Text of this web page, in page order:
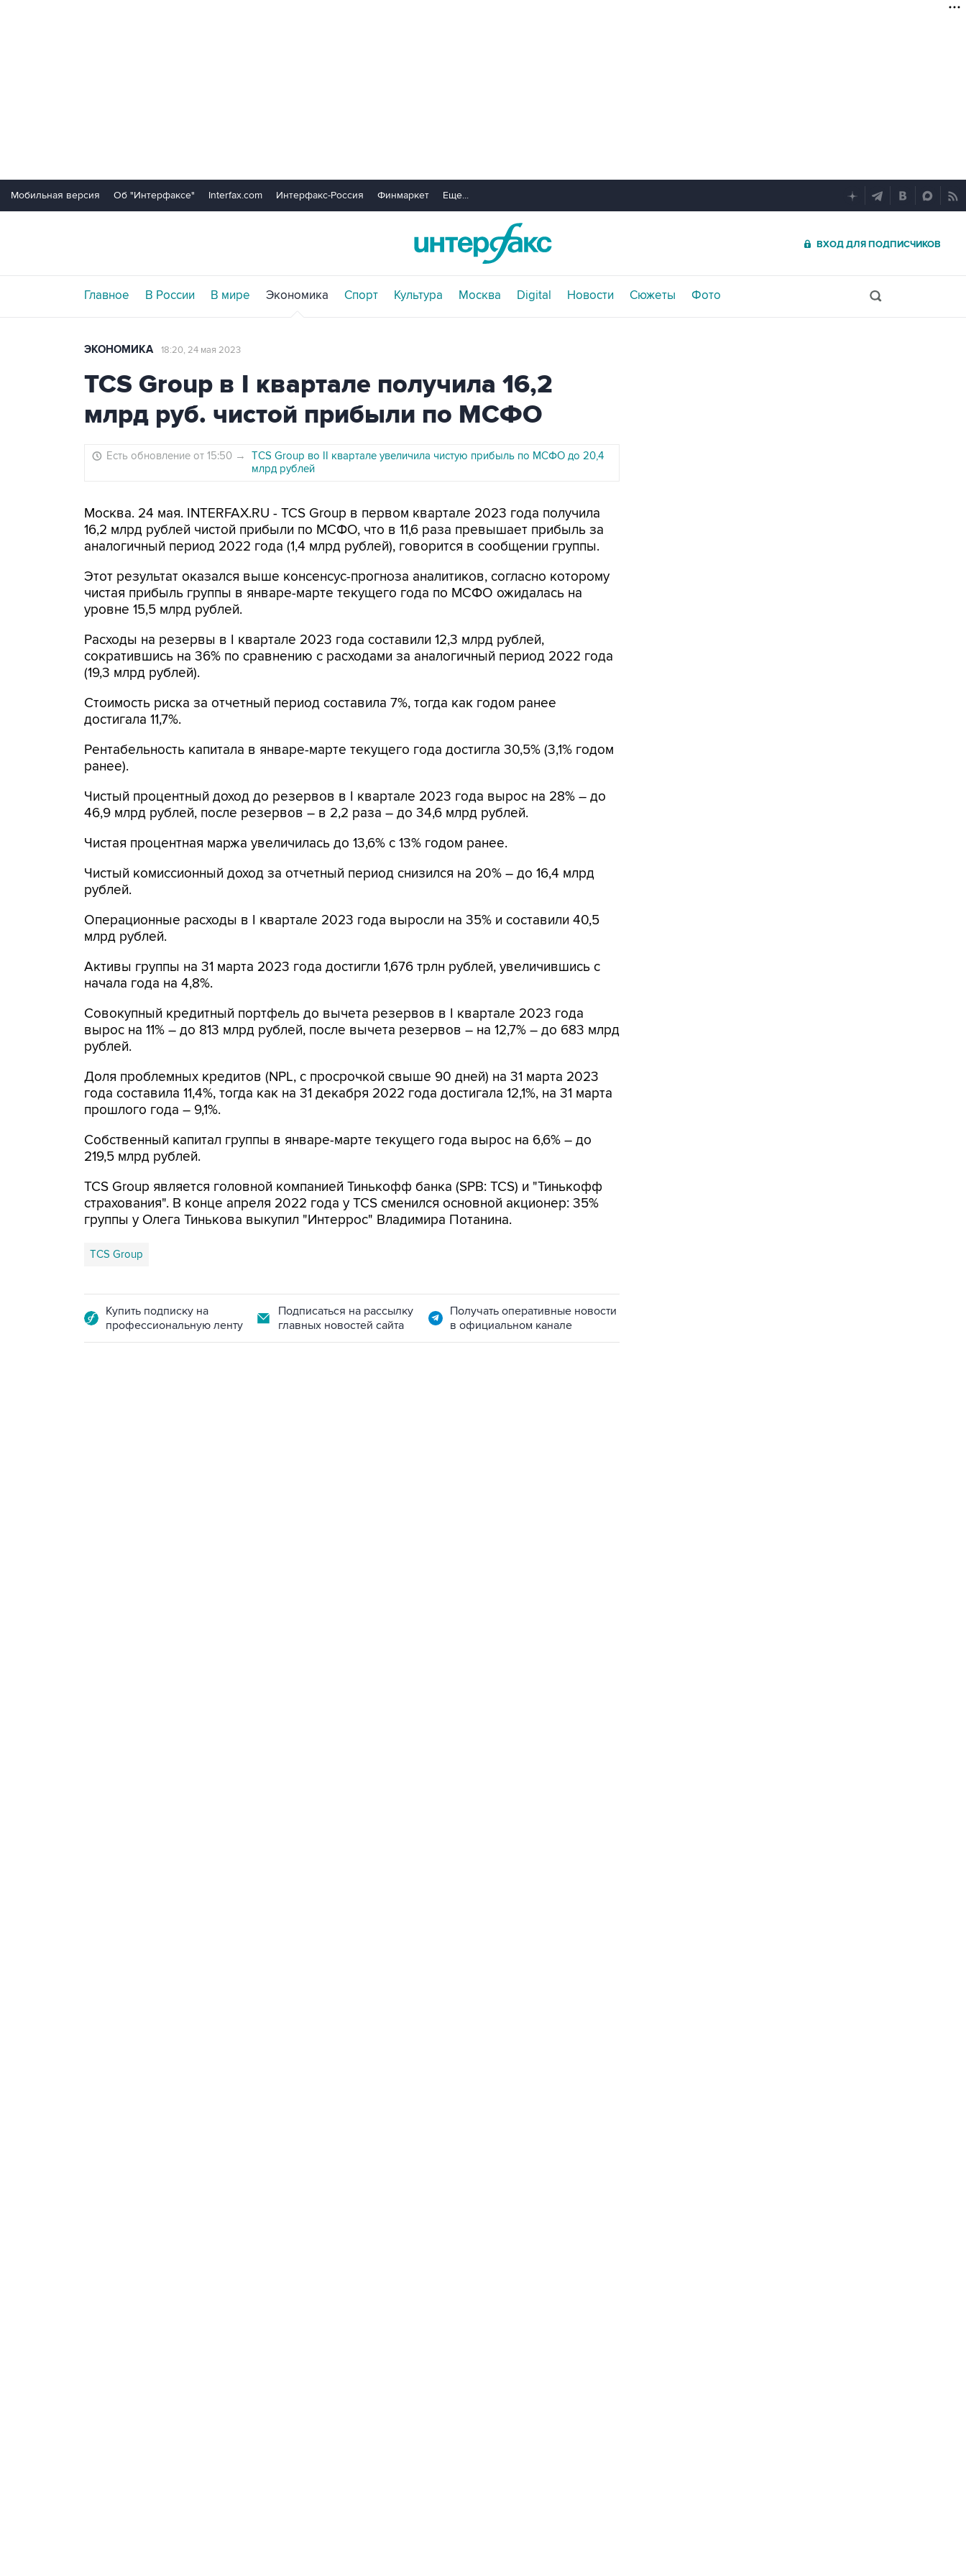
Мобильная версия Об "Интерфаксе" Interfax.com Интерфакс-Россия Финмаркет Еще...
ВХОД ДЛЯ ПОДПИСЧИКОВ
Главное В России В мире Экономика Спорт Культура Москва Digital Новости Сюжеты Фото
ЭКОНОМИКА 18:20, 24 мая 2023
TCS Group в I квартале получила 16,2
млрд руб. чистой прибыли по МСФО
Есть обновление от 15:50 →
TCS Group во II квартале увеличила чистую прибыль по МСФО до 20,4
млрд рублей
Москва. 24 мая. INTERFAX.RU - TCS Group в первом квартале 2023 года получила
16,2 млрд рублей чистой прибыли по МСФО, что в 11,6 раза превышает прибыль за
аналогичный период 2022 года (1,4 млрд рублей), говорится в сообщении группы.
Этот результат оказался выше консенсус-прогноза аналитиков, согласно которому
чистая прибыль группы в январе-марте текущего года по МСФО ожидалась на
уровне 15,5 млрд рублей.
Расходы на резервы в I квартале 2023 года составили 12,3 млрд рублей,
сократившись на 36% по сравнению с расходами за аналогичный период 2022 года
(19,3 млрд рублей).
Стоимость риска за отчетный период составила 7%, тогда как годом ранее
достигала 11,7%.
Рентабельность капитала в январе-марте текущего года достигла 30,5% (3,1% годом
ранее).
Чистый процентный доход до резервов в I квартале 2023 года вырос на 28% – до
46,9 млрд рублей, после резервов – в 2,2 раза – до 34,6 млрд рублей.
Чистая процентная маржа увеличилась до 13,6% с 13% годом ранее.
Чистый комиссионный доход за отчетный период снизился на 20% – до 16,4 млрд
рублей.
Операционные расходы в I квартале 2023 года выросли на 35% и составили 40,5
млрд рублей.
Активы группы на 31 марта 2023 года достигли 1,676 трлн рублей, увеличившись с
начала года на 4,8%.
Совокупный кредитный портфель до вычета резервов в I квартале 2023 года
вырос на 11% – до 813 млрд рублей, после вычета резервов – на 12,7% – до 683 млрд
рублей.
Доля проблемных кредитов (NPL, с просрочкой свыше 90 дней) на 31 марта 2023
года составила 11,4%, тогда как на 31 декабря 2022 года достигала 12,1%, на 31 марта
прошлого года – 9,1%.
Собственный капитал группы в январе-марте текущего года вырос на 6,6% – до
219,5 млрд рублей.
TCS Group является головной компанией Тинькофф банка (SPB: TCS) и "Тинькофф
страхования". В конце апреля 2022 года у TCS сменился основной акционер: 35%
группы у Олега Тинькова выкупил "Интеррос" Владимира Потанина.
TCS Group
Купить подписку на
профессиональную ленту
Подписаться на рассылку
главных новостей сайта
Получать оперативные новости
в официальном канале